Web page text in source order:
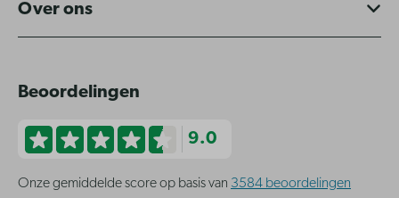
Over ons
Beoordelingen
9.0
Onze gemiddelde score op basis van 3584 beoordelingen